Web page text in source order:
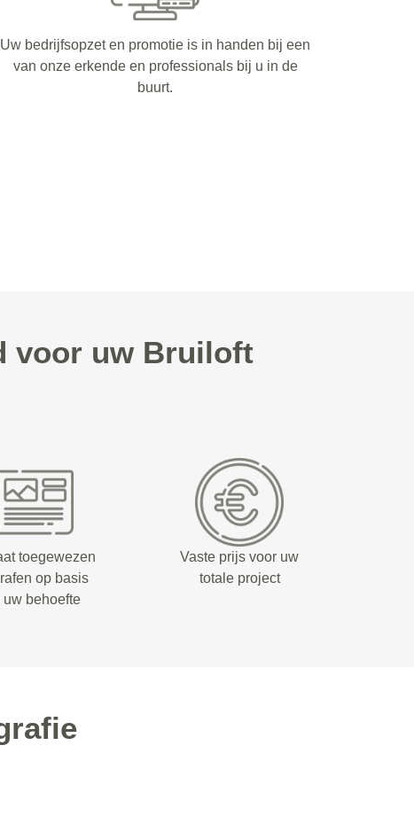
Uw bedrijfsopzet en promotie is in handen bij een
van onze erkende en professionals bij u in de
buurt.
voor uw Bruiloft
toegewezen
op basis
uw behoefte
Vaste prijs voor uw
totale project